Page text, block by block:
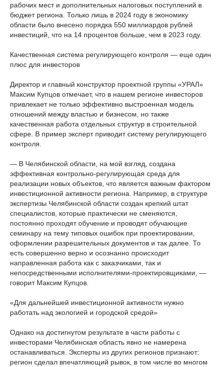
рабочих мест и дополнительных налоговых поступлений в
бюджет региона. Только лишь в 2024 году в экономику
области было внесено порядка 550 миллиардов рублей
инвестиций, что на 14 процентов больше, чем в 2023 году.
Качественная система регулирующего контроля — еще один
плюс для инвесторов
Директор и главный конструктор проектной группы «УРАЛ»
Максим Купцов отмечает, что в нашем регионе инвесторов
привлекает не только эффективно выстроенная модель
отношений между властью и бизнесом, но также
качественная работа отдельных структур в строительной
сфере. В пример эксперт приводит систему регулирующего
контроля.
— В Челябинской области, на мой взгляд, создана
эффективная контрольно-регулирующая среда для
реализации новых объектов, что является важным фактором
инвестиционной активности региона. Например, в структуре
экспертизы Челябинской области создан крепкий штат
специалистов, которые практически не сменяются,
постоянно проходят обучение и проводят обучающие
семинару на тему типовых ошибок при проектировании,
оформлении разрешительных документов и так далее. То
есть совершенно верно и осознанно происходит
направленная работа как с заказчиками, так и
непосредственными исполнителями-проектировщиками, —
говорит Максим Купцов.
«Для дальнейшей инвестиционной активности нужно
работать над экологией и городской средой»
Однако на достигнутом результате в части работы с
инвесторами Челябинская область явно не намерена
останавливаться. Эксперты из других регионов признают:
регион сделал впечатляющий рывок, в том числе во многом